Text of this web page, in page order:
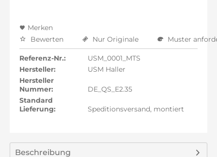
Merken
Bewerten
Nur Originale Muster
Referenz-Nr.:
USM_0001_MTS
Hersteller:
USM Haller
Hersteller
Nummer:
DE_QS_E2.35
Standard
Lieferung:
Speditionsversand, montiert
Beschreibung